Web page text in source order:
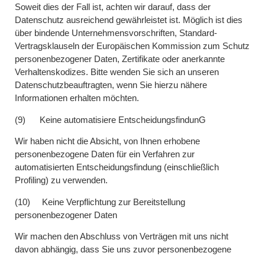
Soweit dies der Fall ist, achten wir darauf, dass der
Datenschutz ausreichend gewährleistet ist. Möglich ist dies
über bindende Unternehmensvorschriften, Standard-
Vertragsklauseln der Europäischen Kommission zum Schutz
personenbezogener Daten, Zertifikate oder anerkannte
Verhaltenskodizes. Bitte wenden Sie sich an unseren
Datenschutzbeauftragten, wenn Sie hierzu nähere
Informationen erhalten möchten.
(9) Keine automatisiere EntscheidungsfindunG
Wir haben nicht die Absicht, von Ihnen erhobene
personenbezogene Daten für ein Verfahren zur
automatisierten Entscheidungsfindung (einschließlich
Profiling) zu verwenden.
(10) Keine Verpflichtung zur Bereitstellung
personenbezogener Daten
Wir machen den Abschluss von Verträgen mit uns nicht
davon abhängig, dass Sie uns zuvor personenbezogene